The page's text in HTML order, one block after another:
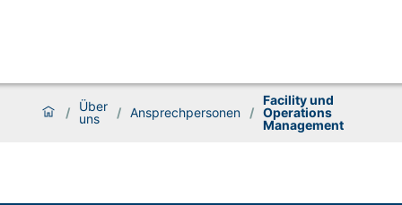
/
Über
uns
/ Ansprechpersonen /
Facility und
Operations
Management